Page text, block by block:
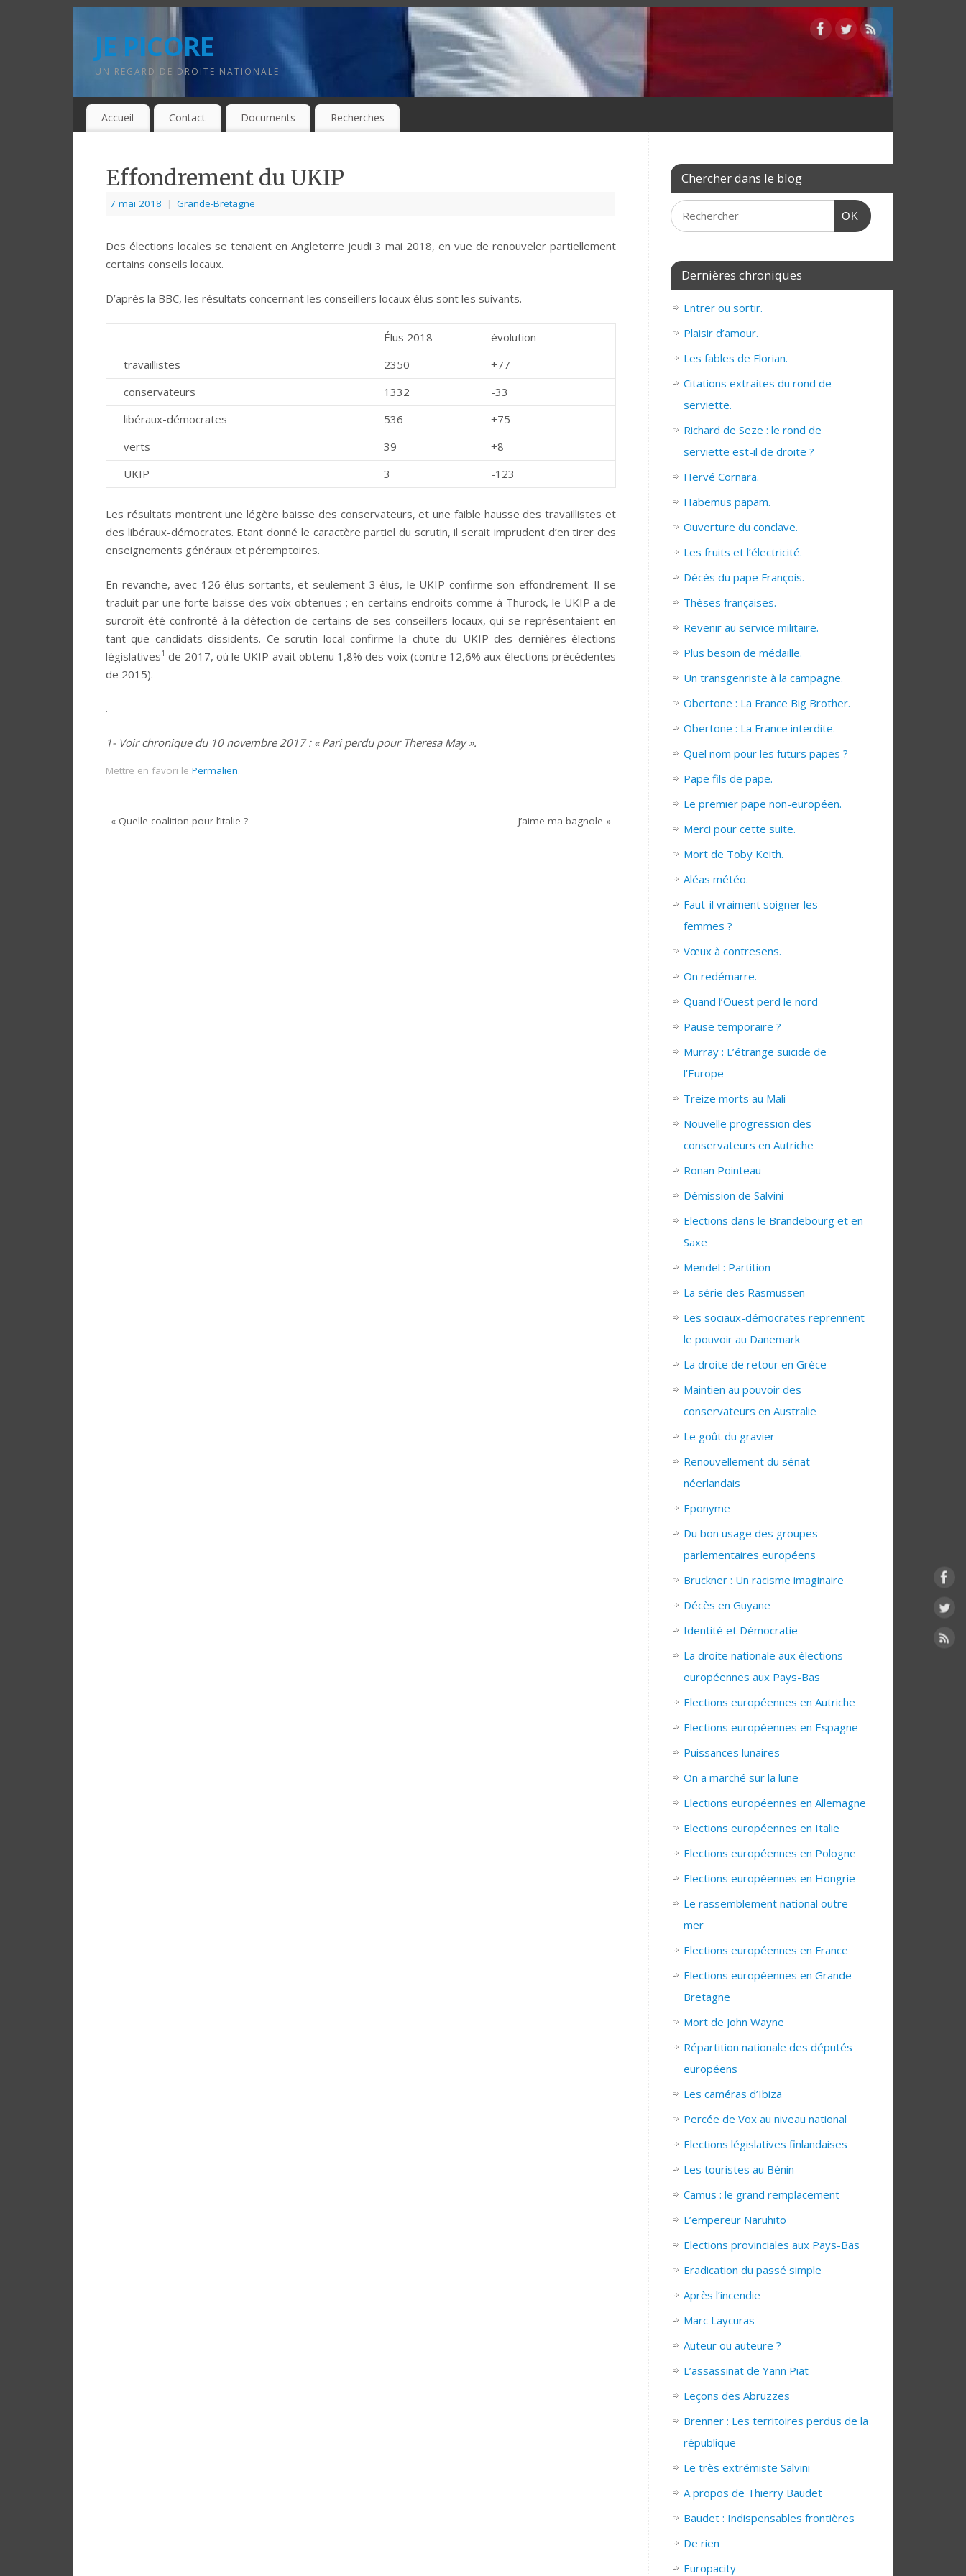
JE PICORE
UN REGARD DE DROITE NATIONALE
Accueil Contact Documents Recherches
Effondrement du UKIP
7 mai 2018 | Grande-Bretagne
Des élections locales se tenaient en Angleterre jeudi 3 mai 2018, en vue de renouveler partiellement
certains conseils locaux.
D’après la BBC, les résultats concernant les conseillers locaux élus sont les suivants.
Élus 2018
évolution
travaillistes
2350
+77
conservateurs
1332
-33
libéraux-démocrates
536
+75
verts
39
+8
UKIP
3 -123
Les résultats montrent une légère baisse des conservateurs, et une faible hausse des travaillistes et
des libéraux-démocrates. Etant donné le caractère partiel du scrutin, il serait imprudent d’en tirer des
enseignements généraux et péremptoires.
En revanche, avec 126 élus sortants, et seulement 3 élus, le UKIP confirme son effondrement. Il se
traduit par une forte baisse des voix obtenues ; en certains endroits comme à Thurock, le UKIP a de
surcroît été confronté à la défection de certains de ses conseillers locaux, qui se représentaient en
tant que candidats dissidents. Ce scrutin local confirme la chute du UKIP des dernières élections
législatives1 de 2017, où le UKIP avait obtenu 1,8% des voix (contre 12,6% aux élections précédentes
de 2015).
.
1- Voir chronique du 10 novembre 2017 : « Pari perdu pour Theresa May ».
Mettre en favori le Permalien.
« Quelle coalition pour l’Italie ? J’aime ma bagnole »
Chercher dans le blog
OK
Dernières chroniques
Entrer ou sortir.
Plaisir d’amour.
Les fables de Florian.
Citations extraites du rond de
serviette.
Richard de Seze : le rond de
serviette est-il de droite ?
Hervé Cornara.
Habemus papam.
Ouverture du conclave.
Les fruits et l’électricité.
Décès du pape François.
Thèses françaises.
Revenir au service militaire.
Plus besoin de médaille.
Un transgenriste à la campagne.
Obertone : La France Big Brother.
Obertone : La France interdite.
Quel nom pour les futurs papes ?
Pape fils de pape.
Le premier pape non-européen.
Merci pour cette suite.
Mort de Toby Keith.
Aléas météo.
Faut-il vraiment soigner les
femmes ?
Vœux à contresens.
On redémarre.
Quand l’Ouest perd le nord
Pause temporaire ?
Murray : L’étrange suicide de
l’Europe
Treize morts au Mali
Nouvelle progression des
conservateurs en Autriche
Ronan Pointeau
Démission de Salvini
Elections dans le Brandebourg et en
Saxe
Mendel : Partition
La série des Rasmussen
Les sociaux-démocrates reprennent
le pouvoir au Danemark
La droite de retour en Grèce
Maintien au pouvoir des
conservateurs en Australie
Le goût du gravier
Renouvellement du sénat
néerlandais
Eponyme
Du bon usage des groupes
parlementaires européens
Bruckner : Un racisme imaginaire
Décès en Guyane
Identité et Démocratie
La droite nationale aux élections
européennes aux Pays-Bas
Elections européennes en Autriche
Elections européennes en Espagne
Puissances lunaires
On a marché sur la lune
Elections européennes en Allemagne
Elections européennes en Italie
Elections européennes en Pologne
Elections européennes en Hongrie
Le rassemblement national outre-
mer
Elections européennes en France
Elections européennes en Grande-
Bretagne
Mort de John Wayne
Répartition nationale des députés
européens
Les caméras d’Ibiza
Percée de Vox au niveau national
Elections législatives finlandaises
Les touristes au Bénin
Camus : le grand remplacement
L’empereur Naruhito
Elections provinciales aux Pays-Bas
Eradication du passé simple
Après l’incendie
Marc Laycuras
Auteur ou auteure ?
L’assassinat de Yann Piat
Leçons des Abruzzes
Brenner : Les territoires perdus de la
république
Le très extrémiste Salvini
A propos de Thierry Baudet
Baudet : Indispensables frontières
De rien
Europacity